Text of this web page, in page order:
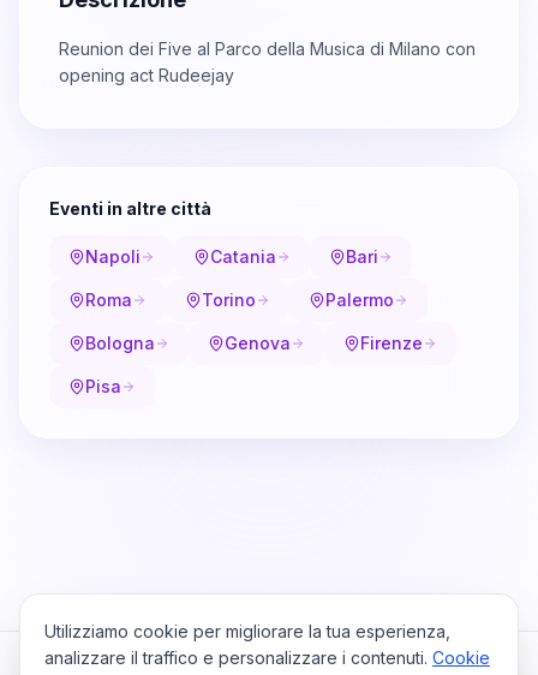
Reunion dei Five al Parco della Musica di Milano con
opening act Rudeejay
Eventi in altre città
Napoli Catania Bari
Roma Torino Palermo
Bologna Genova Firenze
Pisa
Utilizziamo cookie per migliorare la tua esperienza,
analizzare il traffico e personalizzare i contenuti. Cookie